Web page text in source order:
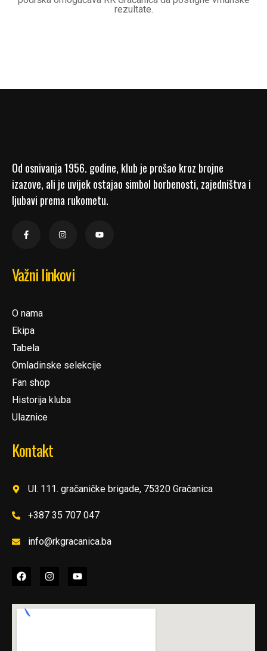
rezultate.
Od osnivanja 1956. godine, klub je prošao kroz brojne
izazove, ali je uvijek ostajao simbol borbenosti, zajedništva i
ljubavi prema rukometu.
Važni linkovi
O nama
Ekipa
Tabela
Omladinske selekcije
Fan shop
Historija kluba
Ulaznice
Kontakt
Ul. 111. gračaničke brigade, 75320 Gračanica
+387 35 707 047
info@rkgracanica.ba